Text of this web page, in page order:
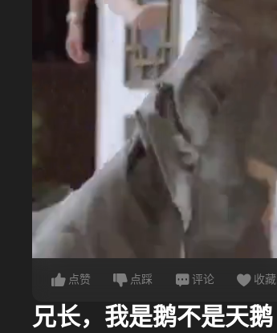
点赞 点踩 评论 收藏
兄长，我是鹅不是天鹅